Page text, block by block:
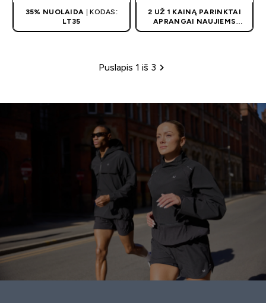
35% NUOLAIDA | KODAS:
LT35
2 UŽ 1 KAINĄ PARINKTAI
APRANGAI NAUJIEMS
KLIENTAMS! PRISITAIKO
Puslapių žymėjimas
Puslapis 1 iš 3